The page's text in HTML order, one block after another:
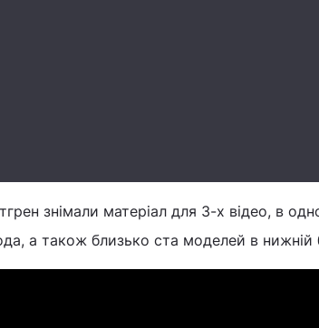
знімали матеріал для 3-х відео, в
а також близько ста моделей в нижній